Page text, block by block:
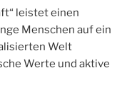
leistet einen
Menschen auf ein
Welt
Werte und aktive